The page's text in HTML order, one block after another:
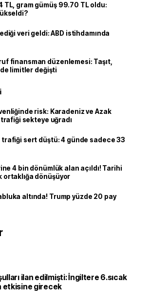
TL, gram gümüş 99.70 TL oldu:
veri geldi: ABD istihdamında
finansman düzenlemesi: Taşıt,
limitler değişti
risk: Karadeniz ve Azak
sekteye uğradı
trafiği sert düştü: 4 günde sadece 33
4 bin dönümlük alan açıldı! Tarihi
ortaklığa dönüşüyor
altında! Trump yüzde 20 pay
ilan edilmişti: İngiltere 6.sıcak
etkisine girecek